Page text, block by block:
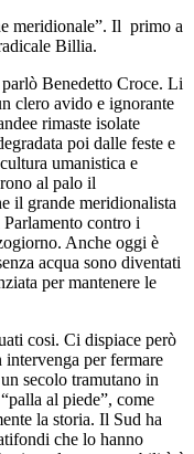
meridionale”. Il primo a
Billia.
Benedetto Croce. Li
clero avido e ignorante
rimaste isolate
poi dalle feste e
umanistica e
al palo il
il grande meridionalista
contro i
Anche oggi è
acqua sono diventati
per mantenere le
cosi. Ci dispiace però
per fermare
secolo tramutano in
al piede”, come
la storia. Il Sud ha
che lo hanno